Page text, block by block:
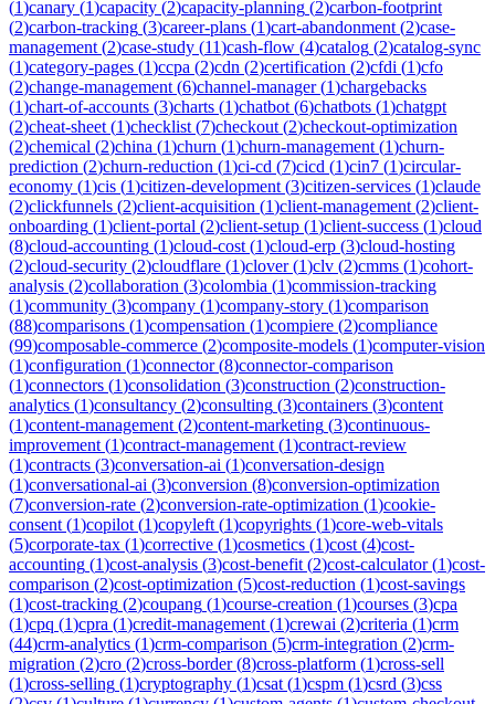
(1)canary (1)capacity (2)capacity-planning (2)carbon-footprint
(2)carbon-tracking (3)career-plans (1)cart-abandonment (2)case-
management (2)case-study (11)cash-flow (4)catalog (2)catalog-sync
(1)category-pages (1)ccpa (2)cdn (2)certification (2)cfdi (1)cfo
(2)change-management (6)channel-manager(1)chargebacks
(1)chart-of-accounts (3)charts (1)chatbot (6)chatbots (1)chatgpt
(2)cheat-sheet (1)checklist (7)checkout (2)checkout-optimization
(2)chemical (2)china (1)churn (1)churn-management (1)churn-
prediction (2)churn-reduction (1)ci-cd (7)cicd (1)cin7 (1)circular-
economy (1)cis (1)citizen-development (3)citizen-services (1)claude
(2)clickfunnels (2)client-acquisition (1)client-management (2)client-
onboarding (1)client-portal (2)client-setup (1)client-success (1)cloud
(8)cloud-accounting (1)cloud-cost (1)cloud-erp (3)cloud-hosting
(2)cloud-security (2)cloudflare (1)clover(1)clv (2)cmms (1)cohort-
analysis (2)collaboration (3)colombia (1)commission-tracking
(1)community (3)company (1)company-story (1)comparison
(88)comparisons (1)compensation (1)compiere (2)compliance
(99)composable-commerce (2)composite-models (1)computer-vision
(1)configuration (1)connector(8)connector-comparison
(1)connectors (1)consolidation (3)construction (2)construction-
analytics (1)consultancy (2)consulting (3)containers (3)content
(1)content-management (2)content-marketing (3)continuous-
improvement (1)contract-management (1)contract-review
(1)contracts (3)conversation-ai (1)conversation-design
(1)conversational-ai (3)conversion (8)conversion-optimization
(7)conversion-rate (2)conversion-rate-optimization (1)cookie-
consent (1)copilot (1)copyleft (1)copyrights (1)core-web-vitals
(5)corporate-tax (1)corrective (1)cosmetics (1)cost (4)cost-
accounting (1)cost-analysis (3)cost-benefit (2)cost-calculator(1)cost-
comparison (2)cost-optimization (5)cost-reduction (1)cost-savings
(1)cost-tracking (2)coupang (1)course-creation (1)courses (3)cpa
(1)cpq (1)cpra (1)credit-management (1)crewai (2)criteria (1)crm
(44)crm-analytics (1)crm-comparison (5)crm-integration (2)crm-
migration (2)cro (2)cross-border(8)cross-platform (1)cross-sell
(1)cross-selling (1)cryptography (1)csat (1)cspm (1)csrd (3)css